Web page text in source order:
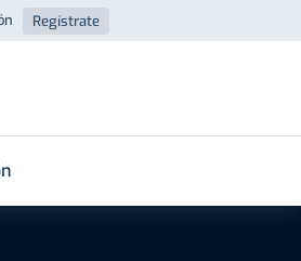
Regístrate